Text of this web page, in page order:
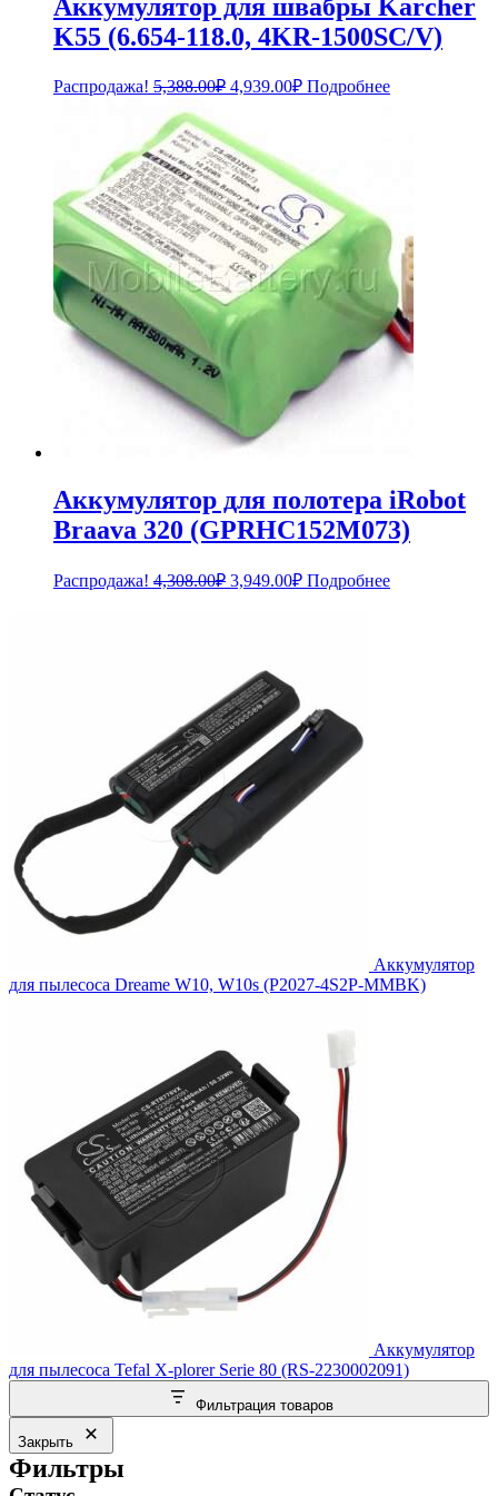
Аккумулятор для швабры Karcher
K55 (6.654-118.0, 4KR-1500SC/V)
Распродажа! 5,388.00₽ Первоначальная
5,388.00₽.
4,939.00₽Текущая
Подробнее
Аккумулятор для полотера iRobot
Braava 320 (GPRHC152M073)
Распродажа! 4,308.00₽ Первоначальная
3,949.00₽Текущая
цена:
Подробнее
Аккумулятор
для пылесоса Dreame W10, W10s (P2027-4S2P-MMBK)
Аккумулятор
для пылесоса Tefal X-plorer Serie 80 (RS-2230002091)
Фильтрация товаров
Закрыть
Фильтры